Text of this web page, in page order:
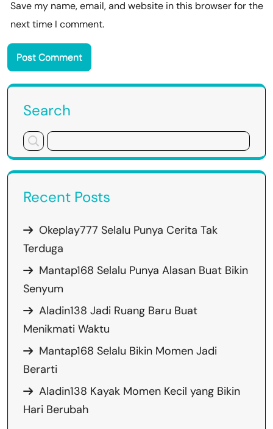
Save my name, email, and website in this browser for the
next time I comment.
Search
Recent Posts
Okeplay777 Selalu Punya Cerita Tak
Terduga
Mantap168 Selalu Punya Alasan Buat Bikin
Senyum
Aladin138 Jadi Ruang Baru Buat
Menikmati Waktu
Mantap168 Selalu Bikin Momen Jadi
Berarti
Aladin138 Kayak Momen Kecil yang Bikin
Hari Berubah